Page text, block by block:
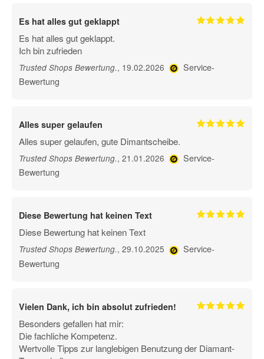
Es hat alles gut geklappt
Es hat alles gut geklappt.
Ich bin zufrieden
Trusted Shops Bewertung., 19.02.2026
Service-
Bewertung
Alles super gelaufen
Alles super gelaufen, gute Dimantscheibe.
Trusted Shops Bewertung., 21.01.2026
Service-
Bewertung
Diese Bewertung hat keinen Text
Diese Bewertung hat keinen Text
Trusted Shops Bewertung., 29.10.2025
Service-
Bewertung
Vielen Dank, ich bin absolut zufrieden!
Besonders gefallen hat mir:
Die fachliche Kompetenz.
Wertvolle Tipps zur langlebigen Benutzung der Diamant-